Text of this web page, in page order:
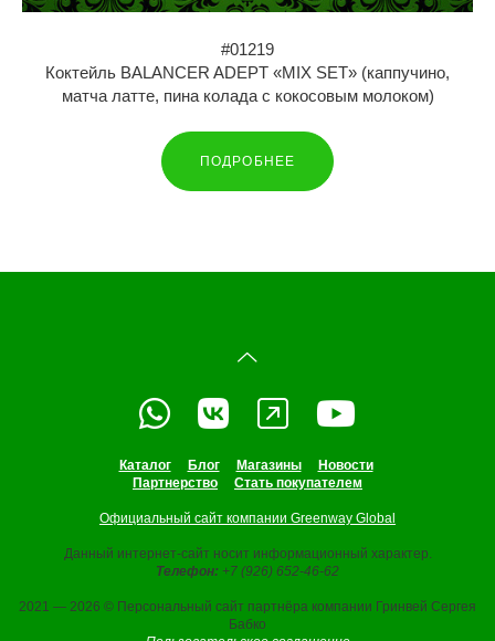
#01219
Коктейль BALANCER ADEPT «MIX SET» (каппучино,
матча латте, пина колада с кокосовым молоком)
ПОДРОБНЕЕ
Каталог Блог Магазины
Новости
Партнерство
Стать покупателем
Официальный сайт компании Greenway Global
Данный интернет-сайт носит информационный характер.
Телефон: +7 (926) 652-46-62
2021 — 2026 © Персональный сайт партнёра компании Гринвей Сергея
Бабко